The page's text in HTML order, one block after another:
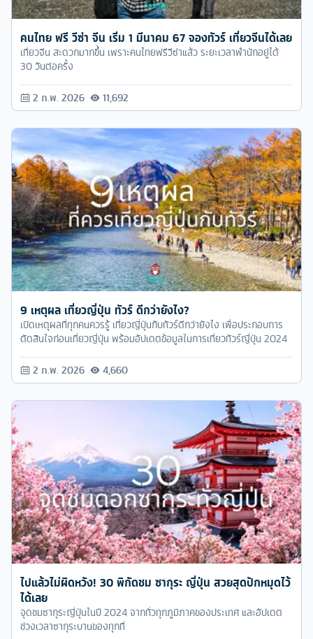
คนไทย ฟรี วีซ่า จีน เริ่ม 1 มีนาคม 67 จองทัวร์ เที่ยวจีนได้เลย
เที่ยวจีน สะดวกมากขึ้น เพราะคนไทยฟรีวีซ่าแล้ว ระยะเวลาพำนักอยู่ได้
30 วันต่อครั้ง
2 ก.พ. 2026 11,692
9 เหตุผล เที่ยวญี่ปุ่น ทัวร์ ดีกว่ายังไง?
เปิดเหตุผลที่ทุกคนควรรู้ เที่ยวญี่ปุ่นกับทัวร์ดีกว่ายังไง เพื่อประกอบการ
ตัดสินใจก่อนเที่ยวญี่ปุ่น พร้อมอัปเดตข้อมูลในการเที่ยวทัวร์ญี่ปุ่น 2024
2 ก.พ. 2026 4,660
ไปแล้วไม่ผิดหวัง! 30 พิกัดชม ซากุระ ญี่ปุ่น สวยสุดปักหมุดไว้
ได้เลย
จุดชมซากุระญี่ปุ่นในปี 2024 จากทั่วทุกภูมิภาคของประเทศ และอัปเดต
ช่วงเวลาซากุระบานของทุกที่